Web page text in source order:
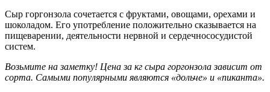
Сыр горгонзола сочетается с фруктами, овощами, орехами и
шоколадом. Его употребление положительно сказывается на
пищеварении, деятельности нервной и сердечнососудистой
систем.
Возьмите на заметку! Цена за кг сыра горгонзола зависит от
сорта. Самыми популярными являются «дольче» и «пиканта».